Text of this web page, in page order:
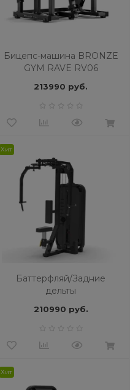
Бицепс-машина BRONZE
GYM RAVE RV06
213990 руб.
Хит
Баттерфляй/Задние
дельты
BRONZE GYM MIGHT 07
210990 руб.
Хит